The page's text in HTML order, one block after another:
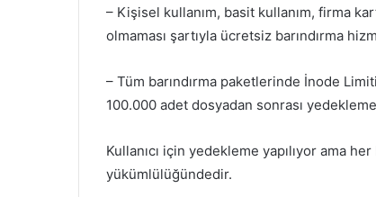
– Kişisel kullanım, basit kullanım, firma
olmaması şartıyla ücretsiz barındırma
– Tüm barındırma paketlerinde İnode
100.000 adet dosyadan sonrası yedekleme
Kullanıcı için yedekleme yapılıyor ama
yükümlülüğündedir.